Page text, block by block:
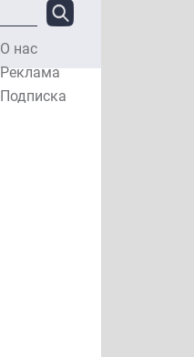
О нас
Реклама
Подписка